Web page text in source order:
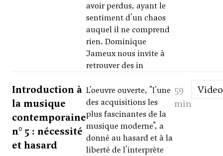
avoir perdus, ayant le
sentiment d'un chaos
auquel il ne comprend
rien. Dominique
Jameux nous invite à
retrouver des in
Introduction à
la musique
contemporaine
n° 5 : nécessité
et hasard
L'oeuvre ouverte, "l'une
des acquisitions les
plus fascinantes de la
musique moderne", a
donné au hasard et à la
liberté de l'interprète
59
min
Video